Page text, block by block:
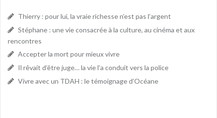
Thierry : pour lui, la vraie richesse n’est pas l’argent
Stéphane : une vie consacrée à la culture, au cinéma et aux
rencontres
Accepter la mort pour mieux vivre
Il rêvait d’être juge… la vie l’a conduit vers la police
Vivre avec un TDAH : le témoignage d’Océane